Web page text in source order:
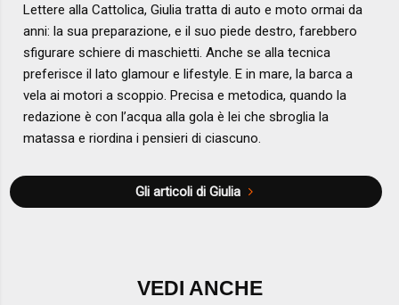
Lettere alla Cattolica, Giulia tratta di auto e moto ormai da
anni: la sua preparazione, e il suo piede destro, farebbero
sfigurare schiere di maschietti. Anche se alla tecnica
preferisce il lato glamour e lifestyle. E in mare, la barca a
vela ai motori a scoppio. Precisa e metodica, quando la
redazione è con l’acqua alla gola è lei che sbroglia la
matassa e riordina i pensieri di ciascuno.
Gli articoli di Giulia
VEDI ANCHE